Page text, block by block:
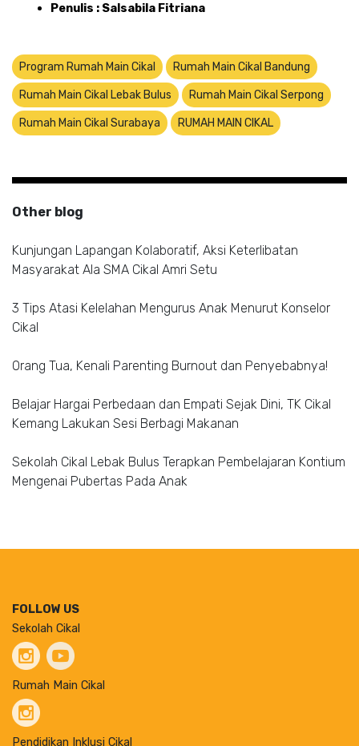
Penulis : Salsabila Fitriana
Program Rumah Main Cikal Rumah Main Cikal Bandung
Rumah Main Cikal Lebak Bulus Rumah Main Cikal Serpong
Rumah Main Cikal Surabaya RUMAH MAIN CIKAL
Other blog
Kunjungan Lapangan Kolaboratif, Aksi Keterlibatan
Masyarakat Ala SMA Cikal Amri Setu
3 Tips Atasi Kelelahan Mengurus Anak Menurut Konselor
Cikal
Orang Tua, Kenali Parenting Burnout dan Penyebabnya!
Belajar Hargai Perbedaan dan Empati Sejak Dini, TK Cikal
Kemang Lakukan Sesi Berbagi Makanan
Sekolah Cikal Lebak Bulus Terapkan Pembelajaran Kontium
Mengenai Pubertas Pada Anak
FOLLOW US
Sekolah Cikal
Rumah Main Cikal
Pendidikan Inklusi Cikal